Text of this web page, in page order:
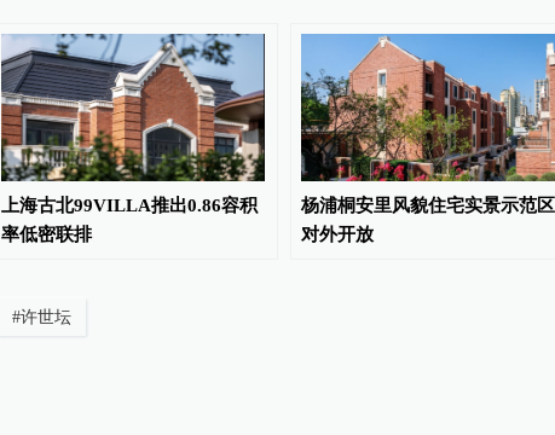
上海古北99VILLA推出0.86容积
率低密联排
杨浦桐安里风貌住宅实景示范区
对外开放
#许世坛